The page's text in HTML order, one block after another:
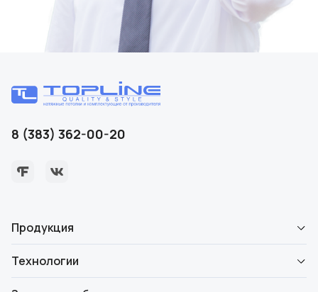
8 (383) 362-00-20
Продукция
Технологии